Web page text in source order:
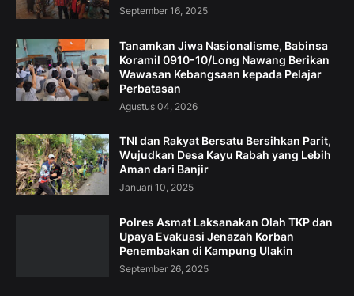
September 16, 2025
Tanamkan Jiwa Nasionalisme, Babinsa
Koramil 0910-10/Long Nawang Berikan
Wawasan Kebangsaan kepada Pelajar
Perbatasan
Agustus 04, 2026
TNI dan Rakyat Bersatu Bersihkan Parit,
Wujudkan Desa Kayu Rabah yang Lebih
Aman dari Banjir
Januari 10, 2025
Polres Asmat Laksanakan Olah TKP dan
Upaya Evakuasi Jenazah Korban
Penembakan di Kampung Ulakin
September 26, 2025